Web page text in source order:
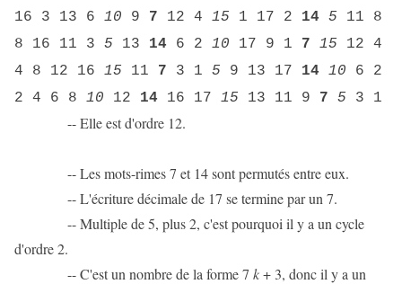
16 3 13 6 10 9 7 12 4 15 1 17 2 14 5 11 8
8 16 11 3 5 13 14 6 2 10 17 9 1 7 15 12 4
4 8 12 16 15 11 7 3 1 5 9 13 17 14 10 6 2
2 4 6 8 10 12 14 16 17 15 13 11 9 7 5 3 1
-- Elle est d'ordre 12.
-- Les mots-rimes 7 et 14 sont permutés entre eux.
-- L'écriture décimale de 17 se termine par un 7.
-- Multiple de 5, plus 2, c'est pourquoi il y a un cycle
d'ordre 2.
-- C'est un nombre de la forme 7 k+ 3, donc il y a un